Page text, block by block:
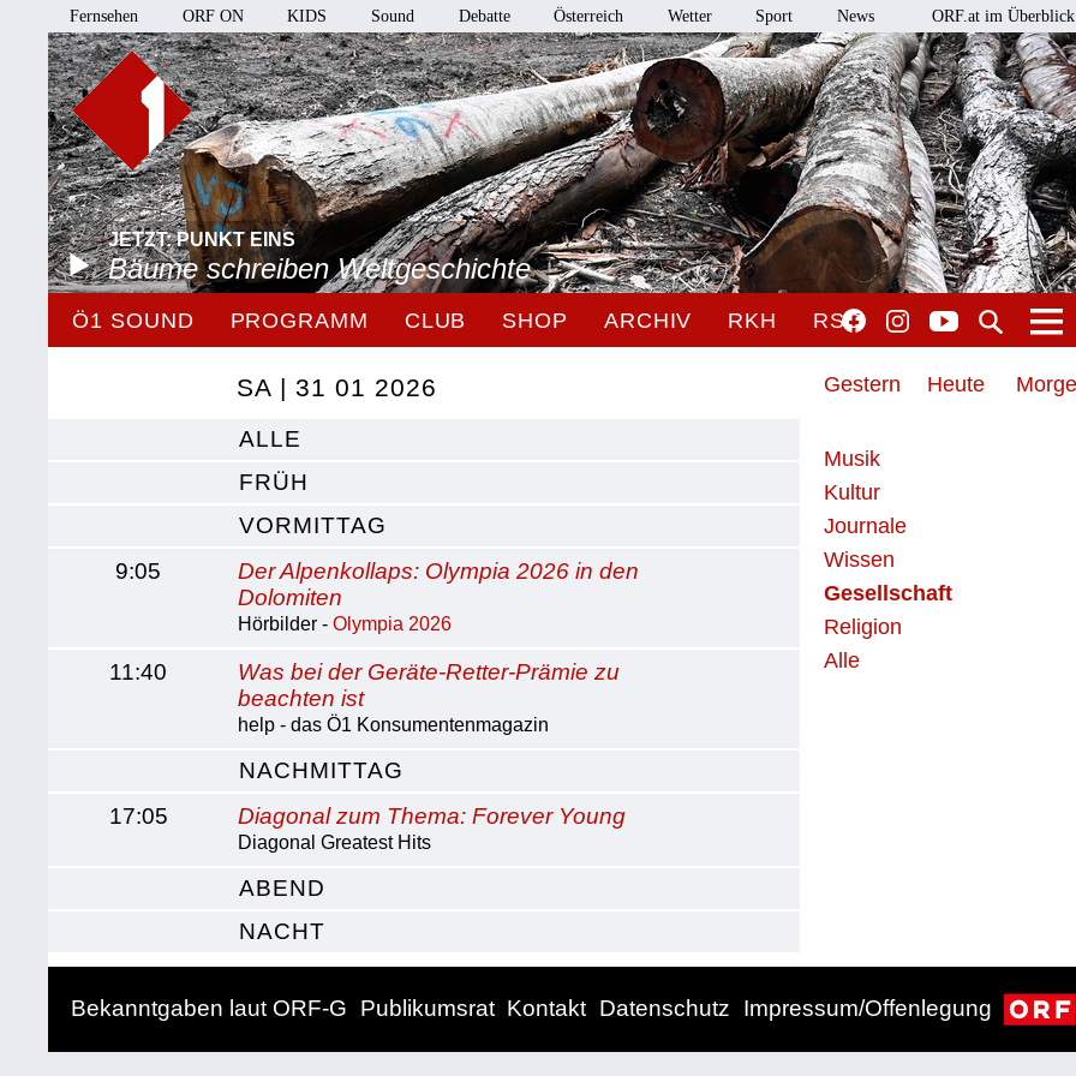
Fernsehen ORF ON KIDS Sound Debatte Österreich Wetter Sport News ORF.at im Überblick
JETZT: PUNKT EINS
Bäume schreiben Weltgeschichte
Ö1 SOUND PROGRAMM CLUB SHOP ARCHIV RKH RSO
Gestern Heute
Musik
Kultur
Journale
Wissen
Gesellschaft
Religion
Alle
SA | 31 01 2026
ALLE
FRÜH
VORMITTAG
9:05
Der Alpenkollaps: Olympia 2026 in den
Dolomiten
Hörbilder -Olympia 2026
11:40
Was bei der Geräte-Retter-Prämie zu
beachten ist
help - das Ö1 Konsumentenmagazin
NACHMITTAG
17:05
Diagonal zum Thema: Forever Young
Diagonal Greatest Hits
ABEND
NACHT
Bekanntgaben laut ORF-G Publikumsrat Kontakt Datenschutz Impressum/Offenlegung